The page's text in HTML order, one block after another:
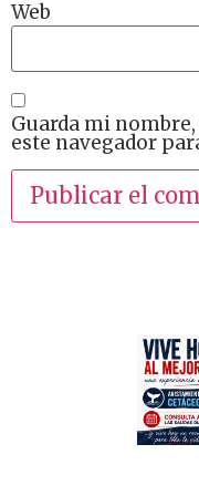
Web
Guarda mi
este navegador